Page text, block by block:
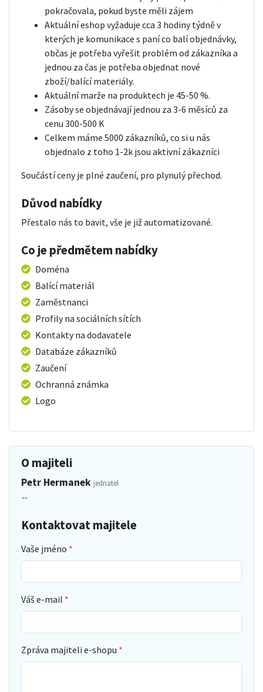
pokračovala, pokud byste měli zájem
Aktuální eshop vyžaduje cca 3 hodiny týdně v
kterých je komunikace s paní co balí objednávky,
občas je potřeba vyřešit problém od zákazníka a
jednou za čas je potřeba objednat nové
zboží/balící materiály.
Aktuální marže na produktech je 45-50 %.
Zásoby se objednávají jednou za 3-6 měsíců za
cenu 300-500 K
Celkem máme 5000 zákazníků, co si u nás
objednalo z toho 1-2k jsou aktivní zákazníci
Součástí ceny je plné zaučení, pro plynulý přechod.
Důvod nabídky
Přestalo nás to bavit, vše je již automatizované.
Co je předmětem nabídky
Doména
Balící materiál
Zaměstnanci
Profily na sociálních sítích
Kontakty na dodavatele
Databáze zákazníků
Zaučení
Ochranná známka
Logo
O majiteli
Petr Hermanek jednatel
--
Kontaktovat majitele
Vaše jméno
Váš e-mail
Zpráva majiteli e-shopu